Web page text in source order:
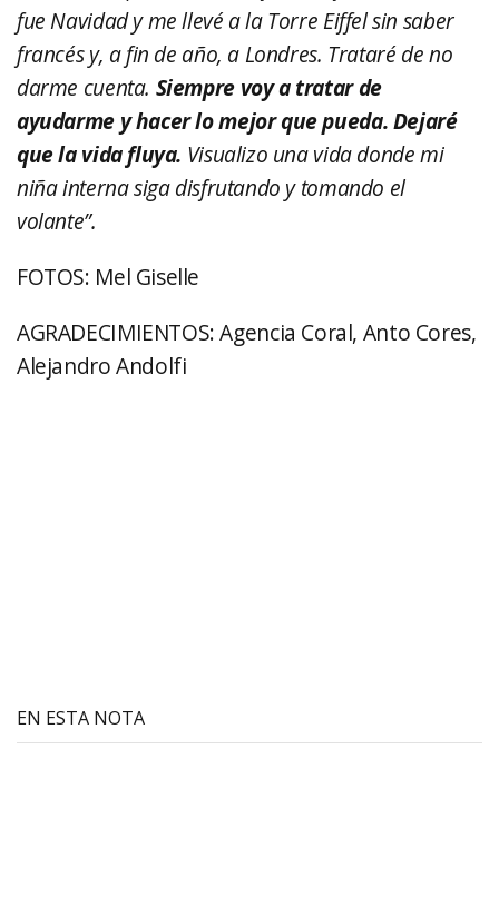
fue Navidad y me llevé a la Torre Eiffel sin saber
francés y, a fin de año, a Londres. Trataré de no
darme cuenta. Siempre voy a tratar de
ayudarme y hacer lo mejor que pueda. Dejaré
que la vida fluya. Visualizo una vida donde mi
niña interna siga disfrutando y tomando el
volante”.
FOTOS: Mel Giselle
AGRADECIMIENTOS: Agencia Coral, Anto Cores,
Alejandro Andolfi
EN ESTA NOTA